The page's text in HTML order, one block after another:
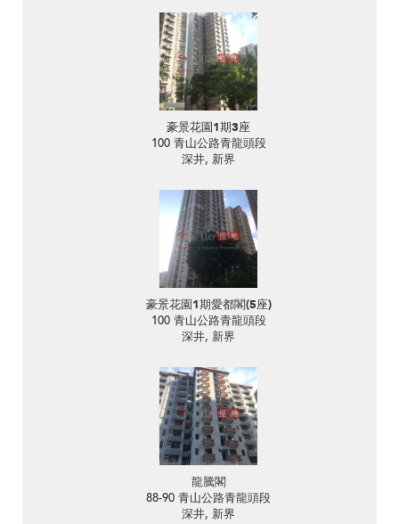
豪景花園1期3座
100 青山公路青龍頭段
深井, 新界
豪景花園1期愛都閣(5座)
100 青山公路青龍頭段
深井, 新界
龍騰閣
88-90 青山公路青龍頭段
深井, 新界